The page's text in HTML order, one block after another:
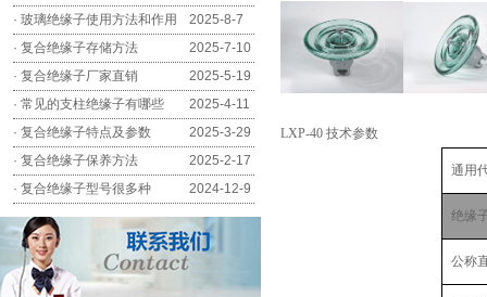
· 玻璃绝缘子使用方法和作用
2025-8-7
· 复合绝缘子存储方法
2025-7-10
· 复合绝缘子厂家直销
2025-5-19
· 常见的支柱绝缘子有哪些
2025-4-11
· 复合绝缘子特点及参数
2025-3-29
· 复合绝缘子保养方法
2025-2-17
· 复合绝缘子型号很多种 2024-12-9
LXP-40 技术参数
通用
绝缘
公称